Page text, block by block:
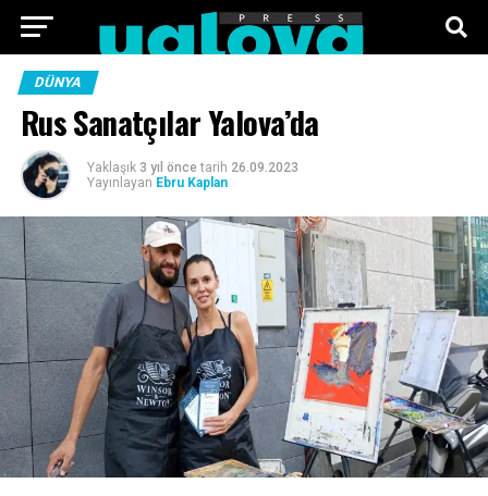
ANA SAYFA
TEKNOLOJI EKONOMI SPOR
KÜNYE
DÜNYA
Rus Sanatçılar Yalova’da
Yaklaşık 3 yıl önce tarih 26.09.2023
Yayınlayan Ebru Kaplan